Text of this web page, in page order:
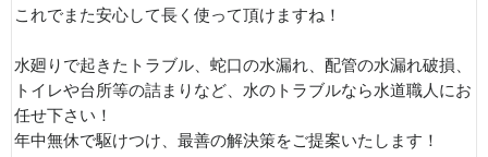
これでまた安心して長く使って頂けますね！
水廻りで起きたトラブル、蛇口の水漏れ、配管の水漏れ破損、
トイレや台所等の詰まりなど、水のトラブルなら水道職人にお
任せ下さい！
年中無休で駆けつけ、最善の解決策をご提案いたします！